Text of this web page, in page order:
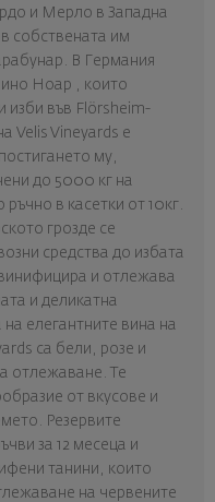
и Мерло в Западна
собствената им
В Германия
Ноар , които
изби във Flörsheim-
Velis Vineyards е
му,
до 5000 кг на
в касетки от 10кг.
грозде се
средства до избата
и отлежава
и деликатна
елегантните вина на
са бели, розе и
отлежаване. Те
от вкусове и
Резервите
за 12 месеца и
танини, които
на червените